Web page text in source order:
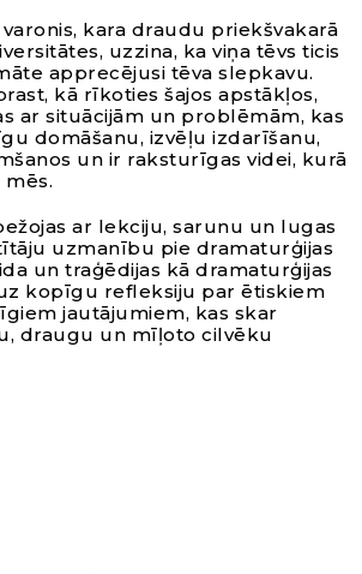
kara draudu priekšvakarā
uzzina, ka viņa tēvs ticis
apprecējusi tēva slepkavu.
kā rīkoties šajos apstākļos,
ar situācijām un problēmām, kas
domāšanu, izvēļu izdarīšanu,
un ir raksturīgas videi, kurā
ar lekciju, sarunu un lugas
uzmanību pie dramaturģijas
un traģēdijas kā dramaturģijas
kopīgu refleksiju par ētiskiem
jautājumiem, kas skar
draugu un mīļoto cilvēku